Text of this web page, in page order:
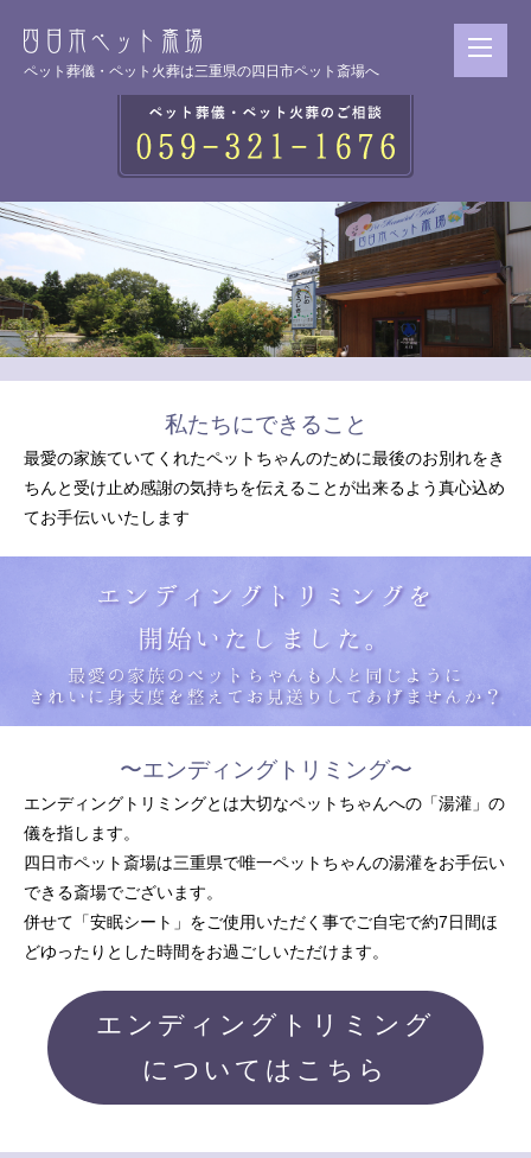
ペット葬儀・ペット火葬は三重県の四日市ペット斎場へ
私たちにできること
最愛の家族ていてくれたペットちゃんのために最後のお別れをき
ちんと受け止め感謝の気持ちを伝えることが出来るよう真心込め
てお手伝いいたします
〜エンディングトリミング〜
エンディングトリミングとは大切なペットちゃんへの「湯灌」の
儀を指します。
四日市ペット斎場は三重県で唯一ペットちゃんの湯灌をお手伝い
できる斎場でございます。
併せて「安眠シート」をご使用いただく事でご自宅で約7日間ほ
どゆったりとした時間をお過ごしいただけます。
エンディングトリミング
についてはこちら